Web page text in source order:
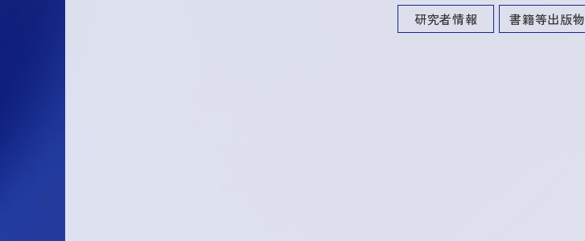
研究者情報 書籍等出版物